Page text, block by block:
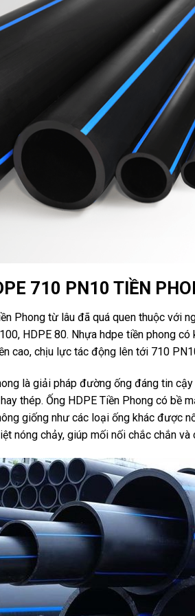
710 PN10 TIỀN
Phong từ lâu đã quá quen thuộc với
HDPE 80. Nhựa hdpe tiền phong
cao, chịu lực tác động lên tới 710
là giải pháp đường ống đáng tin
thép. Ống HDPE Tiền Phong có bề
giống như các loại ống khác được
nóng chảy, giúp mối nối chắc chắn và